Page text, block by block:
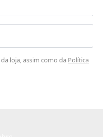
da loja, assim como da Política